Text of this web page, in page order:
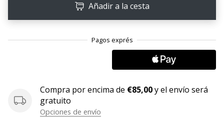
embajador
Weplayhandball!
¡Te
queremos
Añadir a la cesta
Compra por encima de €85,00y el envío será
gratuito
Opciones de envío